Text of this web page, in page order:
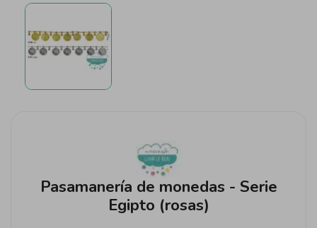
Pasamanería de monedas - Serie
Egipto (rosas)